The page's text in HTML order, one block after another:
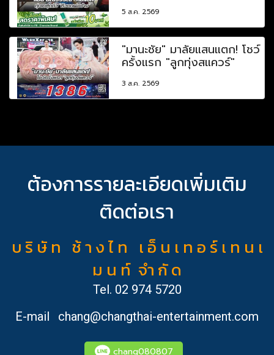
5 ส.ค. 2569
"มานะชัย" มาลัยแสนแตก! โชว์
ครั้งแรก "ลูกทุ่งสแควร์"
3 ส.ค. 2569
ต้องการรายละเอียดเพิ่มเติม
ติดต่อเรา
บ ริ ษั ท ช้ า ง ไ ท เ อ็ น เ ท อ ร์ เ ท น เ
ม น ท์ จำ กั ด
Tel. 02 974 5720
E-mail
chang@changthai-entertainment.com
chang080807